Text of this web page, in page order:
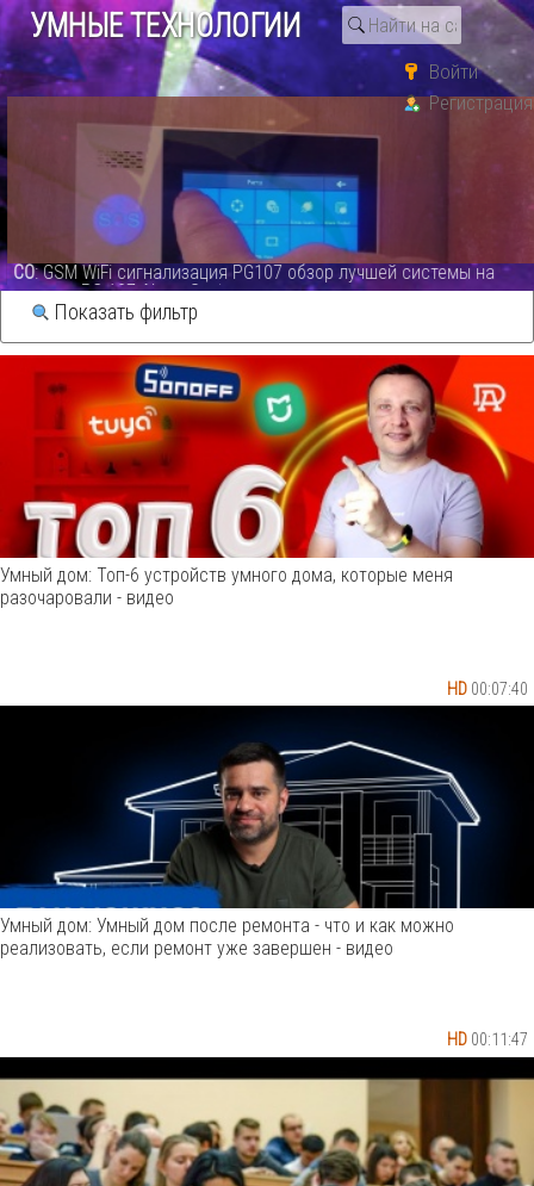
УМНЫЕ ТЕХНОЛОГИИ
Войти
Регистрация
СО: GSM WiFi сигнализация PG107 обзор лучшей системы на
сегодня.PG 107 Alarm System - видео
Пользователи smart
Подписаться 0
smart/Видео
записи · Все
RSS
Все Выбор редакции - ТОП
Показать фильтр
HD 00:07:40
Умный дом: Топ-6 устройств умного дома, которые меня
разочаровали - видео
HD 00:11:47
Умный дом: Умный дом после ремонта - что и как можно
реализовать, если ремонт уже завершен - видео